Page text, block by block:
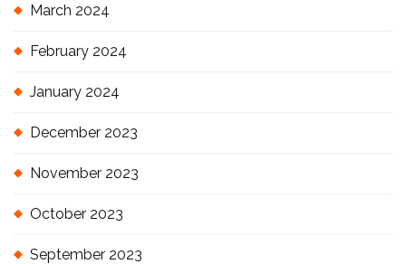
March 2024
February 2024
January 2024
December 2023
November 2023
October 2023
September 2023